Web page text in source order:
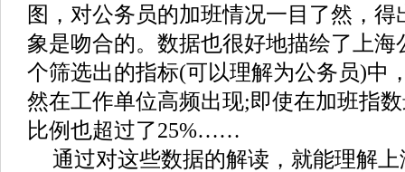
图，对公务员的加班情况一目了然，
象是吻合的。数据也很好地描绘了上
个筛选出的指标(可以理解为公务员)中
然在工作单位高频出现;即使在加班指
比例也超过了25%……
通过对这些数据的解读，就能理解